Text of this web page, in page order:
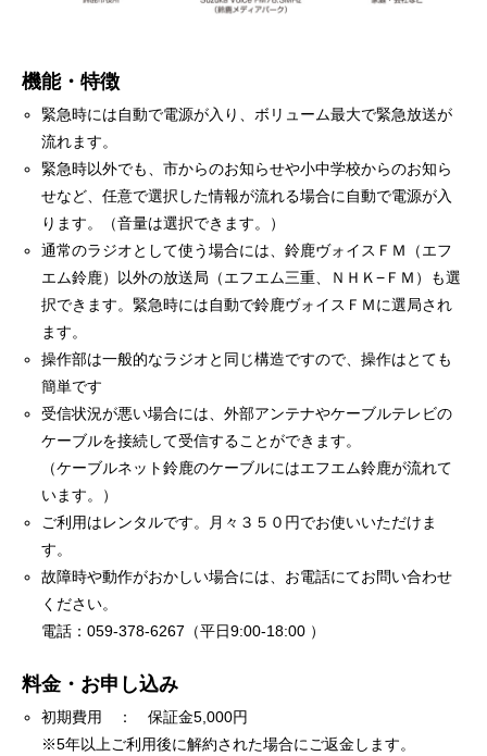
機能・特徴
緊急時には自動で電源が入り、ボリューム最大で緊急放送が
流れます。
緊急時以外でも、市からのお知らせや小中学校からのお知ら
せなど、任意で選択した情報が流れる場合に自動で電源が入
ります。（音量は選択できます。）
通常のラジオとして使う場合には、鈴鹿ヴォイスＦＭ（エフ
エム鈴鹿）以外の放送局（エフエム三重、ＮＨＫ−ＦＭ）も選
択できます。緊急時には自動で鈴鹿ヴォイスＦＭに選局され
ます。
操作部は一般的なラジオと同じ構造ですので、操作はとても
簡単です
受信状況が悪い場合には、外部アンテナやケーブルテレビの
ケーブルを接続して受信することができます。
（ケーブルネット鈴鹿のケーブルにはエフエム鈴鹿が流れて
います。）
ご利用はレンタルです。月々３５０円でお使いいただけま
す。
故障時や動作がおかしい場合には、お電話にてお問い合わせ
ください。
電話：059-378-6267（平日9:00-18:00 ）
料金・お申し込み
初期費用 ： 保証金5,000円
※5年以上ご利用後に解約された場合にご返金します。